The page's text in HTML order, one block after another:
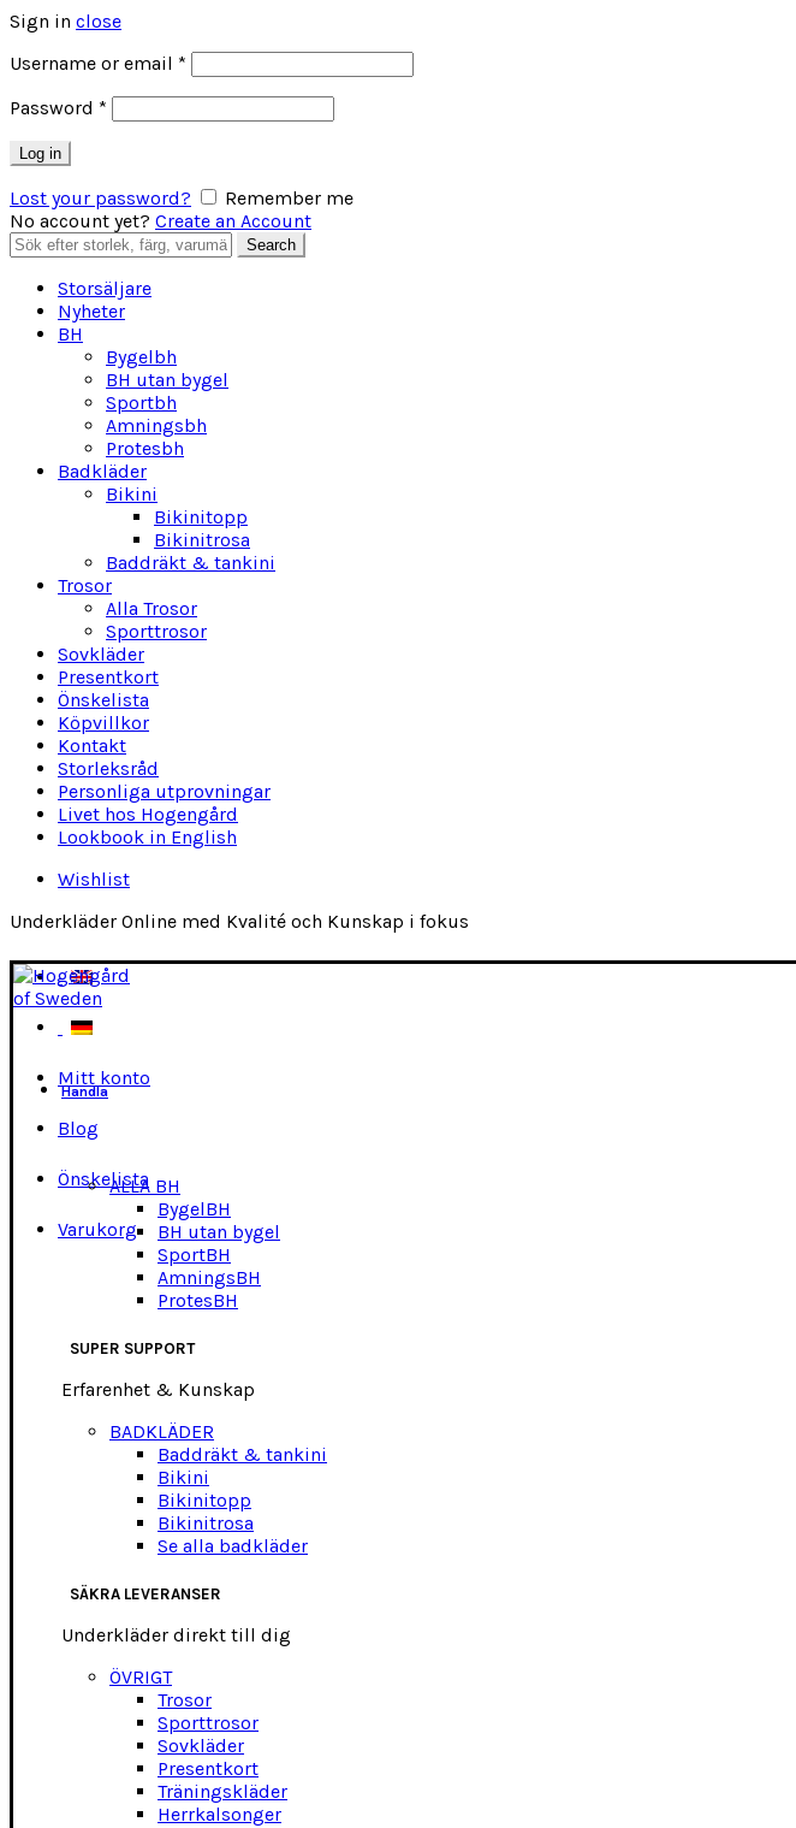
Sign in close
Username or email *
Password *
Log in
Lost your password?
Remember me
No account yet? Create an Account
Search
for:
Search
Storsäljare
Nyheter
BH
Bygelbh
BH utan bygel
Sportbh
Amningsbh
Protesbh
Badkläder
Bikini
Bikinitopp
Bikinitrosa
Baddräkt & tankini
Trosor
Alla Trosor
Sporttrosor
Sovkläder
Presentkort
Önskelista
Köpvillkor
Kontakt
Storleksråd
Personliga utprovningar
Livet hos Hogengård
Lookbook in English
Wishlist
Underkläder Online med Kvalité och Kunskap i fokus
Mitt konto
Blog
Önskelista
Varukorg
Handla
ALLA BH
BygelBH
BH utan bygel
SportBH
AmningsBH
ProtesBH
SUPER SUPPORT
Erfarenhet & Kunskap
BADKLÄDER
Baddräkt & tankini
Bikini
Bikinitopp
Bikinitrosa
Se alla badkläder
SÄKRA LEVERANSER
Underkläder direkt till dig
ÖVRIGT
Trosor
Sporttrosor
Sovkläder
Presentkort
Träningskläder
Herrkalsonger